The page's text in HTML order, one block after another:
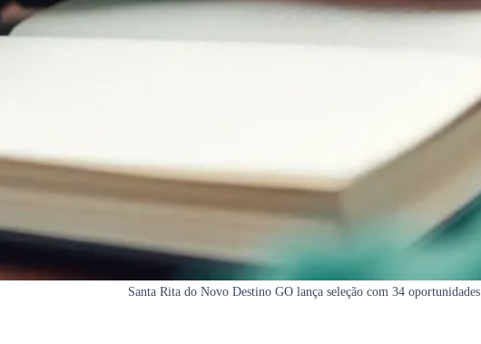
Santa Rita do Novo Destino GO lança seleção com 34 oportunidades